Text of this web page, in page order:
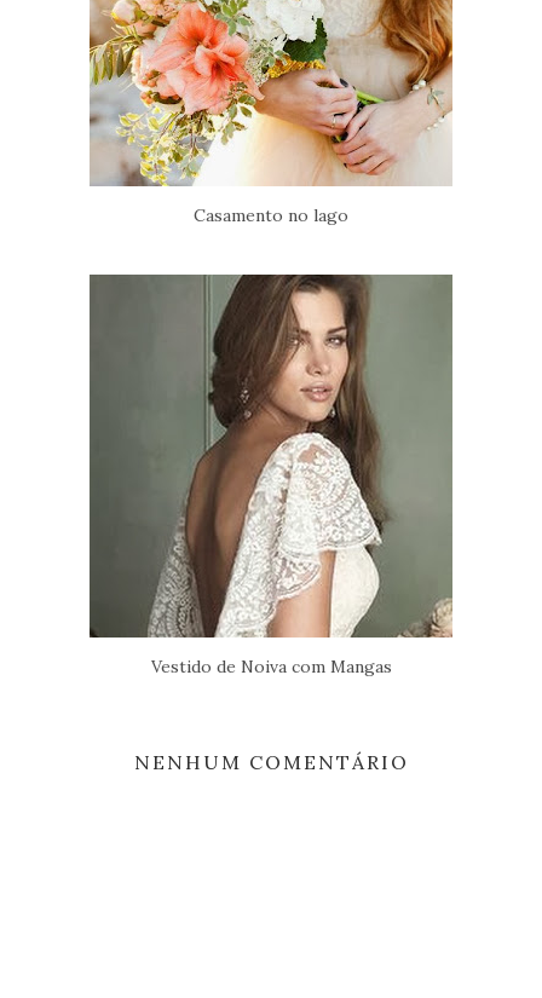
Casamento no lago
Vestido de Noiva com Mangas
NENHUM COMENTÁRIO